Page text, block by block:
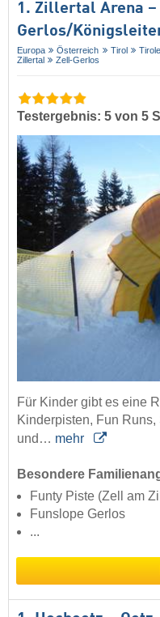
1. Zillertal Arena
Gerlos/​
Europa Österreich Tirol
Zillertal
Zell-Gerlos
Testergebnis: 5 von 5
Für Kinder gibt es eine
Kinderpisten, Fun
und… mehr
Besondere
Funty Piste (Zell am
Funslope Gerlos
...